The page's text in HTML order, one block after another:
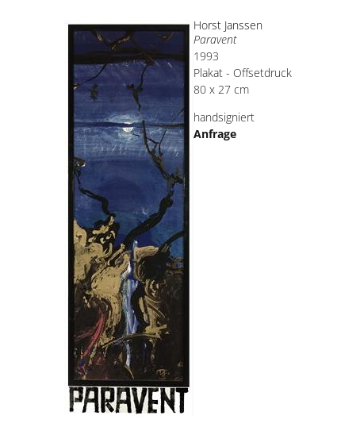
Horst Janssen
Paravent
1993
Plakat - Offsetdruck
80 x 27 cm
handsigniert
Anfrage